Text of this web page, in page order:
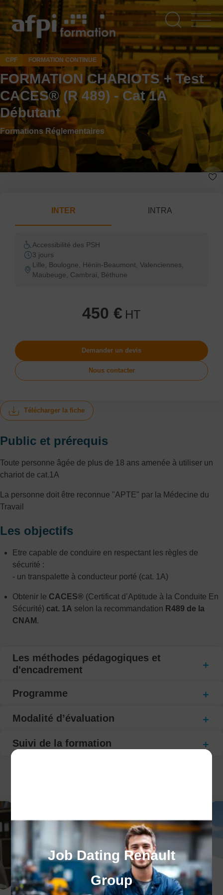
Aller
au
contenu
principal
Job Dating Renault
Group
CPF FORMATION CONTINUE
FORMATION CHARIOTS + Test
CACES® (R 489) - Cat 1A
Débutant
Formations Réglementaires
Télécharger la fiche
Public et prérequis
Toute personne âgée de plus de 18 ans amenée à utiliser un
chariot de cat.1A
La personne doit être reconnue "APTE" par la Médecine du
Travail
Les objectifs
Etre capable de conduire en respectant les règles de
sécurité :
- un transpalette à conducteur porté (cat. 1A)
Obtenir le CACES® (Certificat d’Aptitude à la Conduite En
Sécurité) cat. 1A selon la recommandation R489 de la
CNAM .
Les méthodes pédagogiques et
d'encadrement
Programme
Modalité d’évaluation
Suivi de la formation
INTER INTRA
Accessibilité des PSH
3 jours
Lille, Boulogne, Hénin-Beaumont, Valenciennes,
Maubeuge, Cambrai, Béthune
450 € HT
Demander un devis
Nous contacter